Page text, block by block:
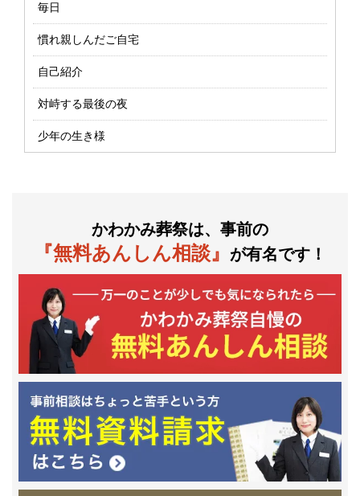
毎日
慣れ親しんだご自宅
自己紹介
対峙する最後の夜
少年の生き様
かわかみ葬祭は、事前の
『無料あんしん相談』 が有名です！